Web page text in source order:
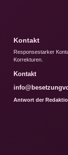
Kontakt
Responsestarker
Korrekturen.
Kontakt
Antwort der